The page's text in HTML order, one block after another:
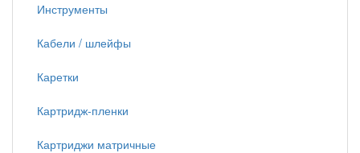
Инструменты
Кабели / шлейфы
Каретки
Картридж-пленки
Картриджи матричные